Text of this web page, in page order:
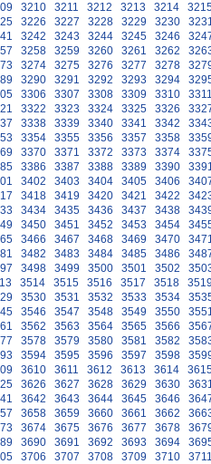
3210 3211 3212 3213 3214
3226 3227 3228 3229 3230
3242 3243 3244 3245 3246
3258 3259 3260 3261 3262
3274 3275 3276 3277 3278
3290 3291 3292 3293 3294
3306 3307 3308 3309 3310
3322 3323 3324 3325 3326
3338 3339 3340 3341 3342
3354 3355 3356 3357 3358
3370 3371 3372 3373 3374
3386 3387 3388 3389 3390
3402 3403 3404 3405 3406
3418 3419 3420 3421 3422
3434 3435 3436 3437 3438
3450 3451 3452 3453 3454
3466 3467 3468 3469 3470
3482 3483 3484 3485 3486
3498 3499 3500 3501 3502
3514 3515 3516 3517 3518
3530 3531 3532 3533 3534
3546 3547 3548 3549 3550
3562 3563 3564 3565 3566
3578 3579 3580 3581 3582
3594 3595 3596 3597 3598
3610 3611 3612 3613 3614
3626 3627 3628 3629 3630
3642 3643 3644 3645 3646
3658 3659 3660 3661 3662
3674 3675 3676 3677 3678
3690 3691 3692 3693 3694
3706 3707 3708 3709 3710